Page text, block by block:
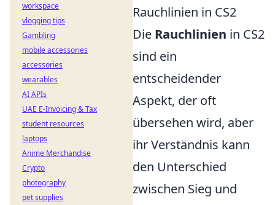
Rauchlinien in CS2
Die Rauchlinien in CS2
sind ein
entscheidender
Aspekt, der oft
übersehen wird, aber
ihr Verständnis kann
den Unterschied
zwischen Sieg und
workspace
vlogging tips
Gambling
mobile accessories
accessories
wearables
AI APIs
UAE E-Invoicing & Tax
student resources
laptops
Anime Merchandise
Crypto
photography
pet supplies